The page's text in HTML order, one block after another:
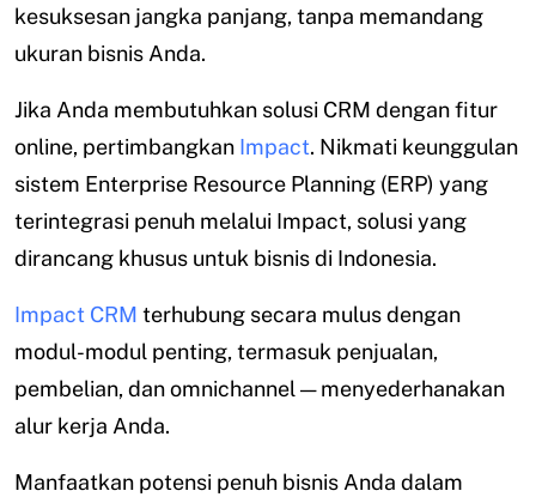
kesuksesan jangka panjang, tanpa memandang
ukuran bisnis Anda.
Jika Anda membutuhkan solusi CRM dengan fitur
online, pertimbangkan Impact. Nikmati keunggulan
sistem Enterprise Resource Planning (ERP) yang
terintegrasi penuh melalui Impact, solusi yang
dirancang khusus untuk bisnis di Indonesia.
Impact CRM terhubung secara mulus dengan
modul-modul penting, termasuk penjualan,
pembelian, dan omnichannel — menyederhanakan
alur kerja Anda.
Manfaatkan potensi penuh bisnis Anda dalam